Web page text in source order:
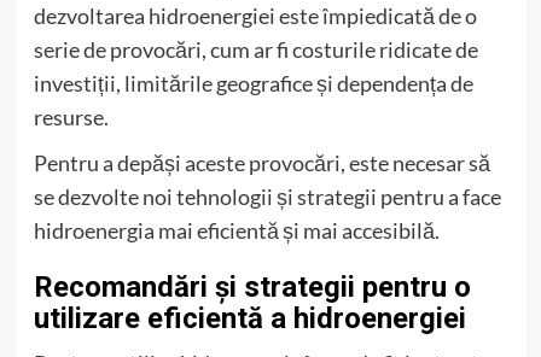
dezvoltarea hidroenergiei este împiedicată de o
serie de provocări, cum ar fi costurile ridicate de
investiții, limitările geografice și dependența de
resurse.
Pentru a depăși aceste provocări, este necesar să
se dezvolte noi tehnologii și strategii pentru a face
hidroenergia mai eficientă și mai accesibilă.
Recomandări și strategii pentru o
utilizare eficientă a hidroenergiei